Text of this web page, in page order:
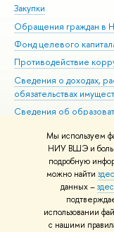
Мы используем
НИУ ВШЭ и
подробную
можно найти
данных –
использовании
с нашими
Закупки
Обращения граждан в
Фонд целевого
Противодействие
Сведения о доходах,
обязательствах
Сведения об
Людям с
Единая платежная
Работа в Вышке
© НИУ ВШЭ 1993–2026
материалов Политика